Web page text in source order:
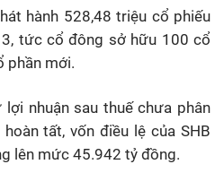
hành 528,48 triệu cổ phiếu
tức cổ đông sở hữu 100 cổ
phần mới.
nhuận sau thuế chưa phân
tất, vốn điều lệ của SHB
lên mức 45.942 tỷ đồng.